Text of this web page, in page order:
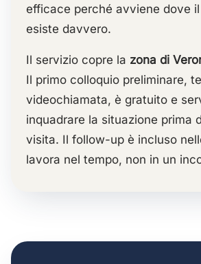
efficace perché avviene dove
esiste davvero.
Il servizio copre la zona di
Il primo colloquio preliminare,
videochiamata, è gratuito e
inquadrare la situazione prima
visita. Il follow-up è incluso
lavora nel tempo, non in un